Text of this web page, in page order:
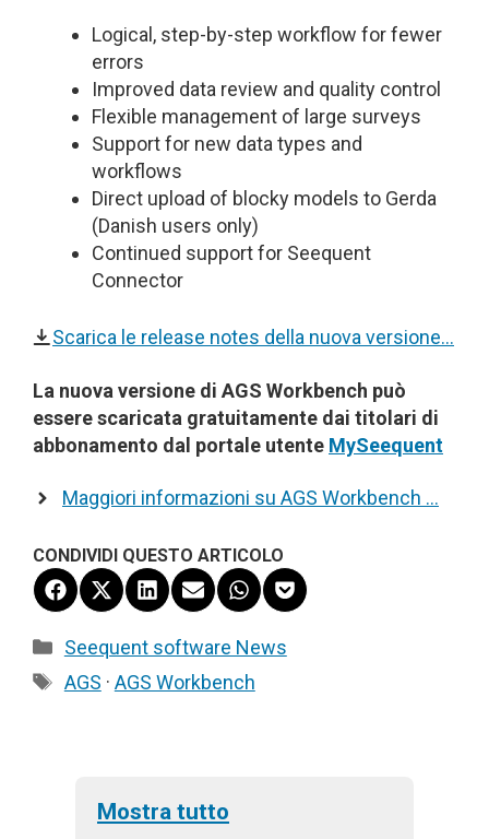
Logical, step-by-step workflow for fewer
errors
Improved data review and quality control
Flexible management of large surveys
Support for new data types and
workflows
Direct upload of blocky models to Gerda
(Danish users only)
Continued support for Seequent
Connector
Scarica le release notes della nuova versione…
La nuova versione di AGS Workbench può
essere scaricata gratuitamente dai titolari di
abbonamento dal portale utente MySeequent
Maggiori informazioni su AGS Workbench …
CONDIVIDI QUESTO ARTICOLO
Share
on
Facebook
Share
on
(Twitter)
Share
on
LinkedIn
Share
on
Email
Share
on
WhatsApp
Share
on
Categorie
Seequent software News
Tag
AGS · AGS Workbench
Mostra tutto